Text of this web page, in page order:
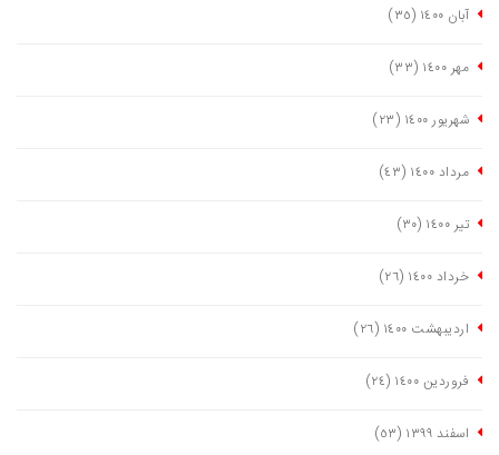
آبان ١٤٠٠ (٣٥)
مهر ١٤٠٠ (٣٣)
شهریور ١٤٠٠ (٢٣)
مرداد ١٤٠٠ (٤٣)
تیر ١٤٠٠ (٣٠)
خرداد ١٤٠٠ (٢٦)
اردیبهشت ١٤٠٠ (٢٦)
فروردین ١٤٠٠ (٢٤)
اسفند ١٣٩٩ (٥٣)